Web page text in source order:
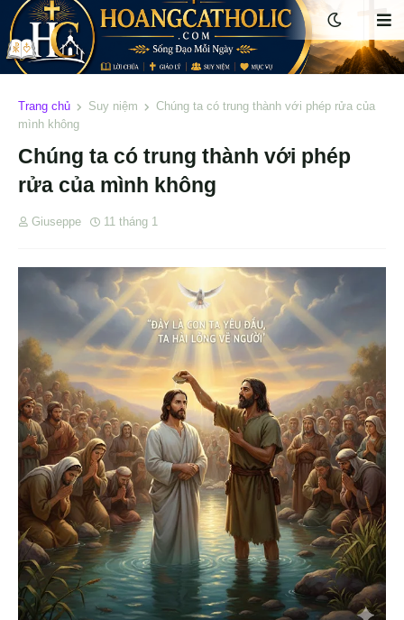
Trang chủ Suy niệm
Chúng ta có trung thành với phép rửa của
mình không
Chúng ta có trung thành với phép
rửa của mình không
Giuseppe 11 tháng 1